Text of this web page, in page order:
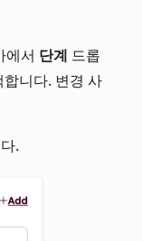
에서 단계 드롭
니다. 변경 사
.